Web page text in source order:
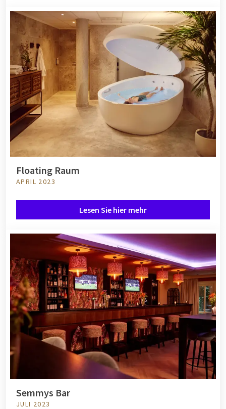
Floating Raum
APRIL 2023
Lesen Sie hier mehr
Semmys Bar
JULI 2023